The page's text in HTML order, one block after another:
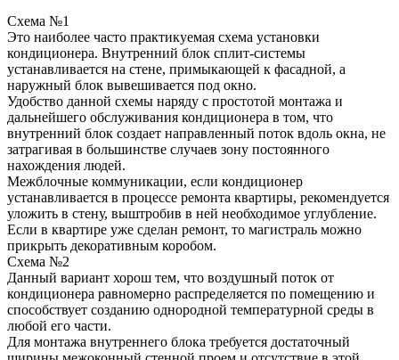
Схема №1
Это наиболее часто практикуемая схема установки
кондиционера. Внутренний блок сплит-системы
устанавливается на стене, примыкающей к фасадной, а
наружный блок вывешивается под окно.
Удобство данной схемы наряду с простотой монтажа и
дальнейшего обслуживания кондиционера в том, что
внутренний блок создает направленный поток вдоль окна, не
затрагивая в большинстве случаев зону постоянного
нахождения людей.
Межблочные коммуникации, если кондиционер
устанавливается в процессе ремонта квартиры, рекомендуется
уложить в стену, выштробив в ней необходимое углубление.
Если в квартире уже сделан ремонт, то магистраль можно
прикрыть декоративным коробом.
Схема №2
Данный вариант хорош тем, что воздушный поток от
кондиционера равномерно распределяется по помещению и
способствует созданию однородной температурной среды в
любой его части.
Для монтажа внутреннего блока требуется достаточный